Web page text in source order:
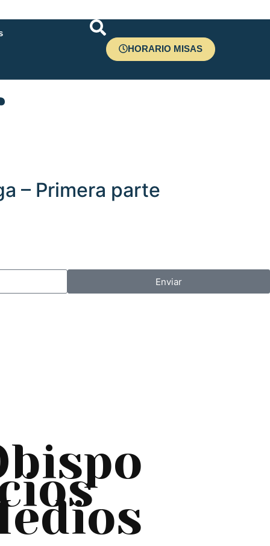
HORARIO MISAS
– Primera parte
Enviar